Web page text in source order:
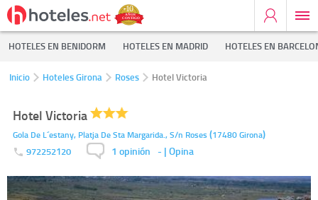
HOTELES EN BENIDORM HOTELES EN MADRID HOTELES EN
Inicio Hoteles Girona Roses Hotel Victoria
Hotel Victoria
Gola De L´estany, Platja De Sta Margarida., S/n Roses (17480Girona)
972252120 1 opinión - | Opina